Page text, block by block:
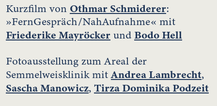
Kurzfilm von Othmar Schmiderer:
»FernGespräch/NahAufnahme« mit
Friederike Mayröcker und Bodo Hell
Fotoausstellung zum Areal der
Semmelweisklinik mitAndrea Lambrecht,
Sascha Manowicz, Tirza Dominika Podzeit